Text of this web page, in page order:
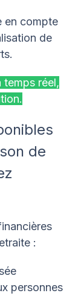
en compte
de
temps réel,
de
:
personnes